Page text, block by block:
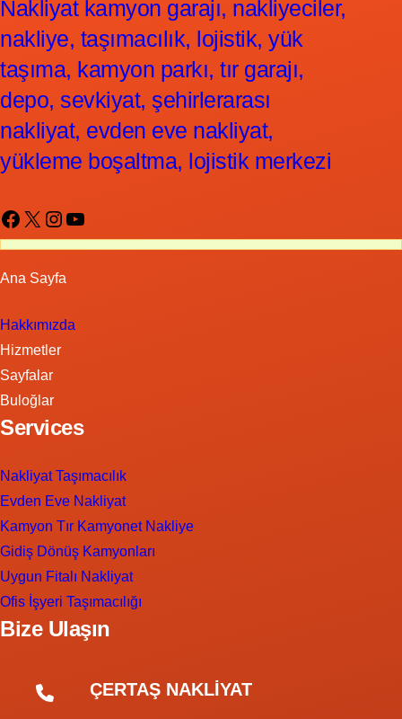
Nakliyat kamyon garajı, nakliyeciler,
nakliye, taşımacılık, lojistik, yük
taşıma, kamyon parkı, tır garajı,
depo, sevkiyat, şehirlerarası
nakliyat, evden eve nakliyat,
yükleme boşaltma, lojistik merkezi
Facebook X Instagram YouTube
Ana Sayfa
Hakkımızda
Hizmetler
Sayfalar
Buloğlar
Services
Nakliyat Taşımacılık
Evden Eve Nakliyat
Kamyon Tır Kamyonet Nakliye
Gidiş Dönüş Kamyonları
Uygun Fitalı Nakliyat
Ofis İşyeri Taşımacılığı
Bize Ulaşın
ÇERTAŞ NAKLİYAT